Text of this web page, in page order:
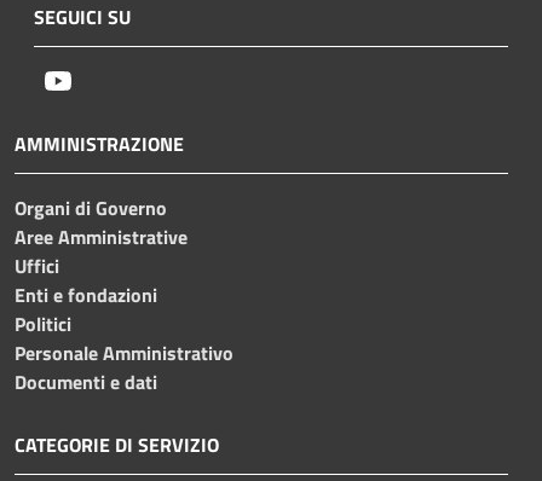
SEGUICI SU
AMMINISTRAZIONE
Organi di Governo
Aree Amministrative
Uffici
Enti e fondazioni
Politici
Personale Amministrativo
Documenti e dati
CATEGORIE DI SERVIZIO